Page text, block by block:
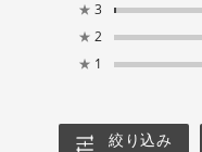
★ 3
★ 2
★ 1
絞り込み